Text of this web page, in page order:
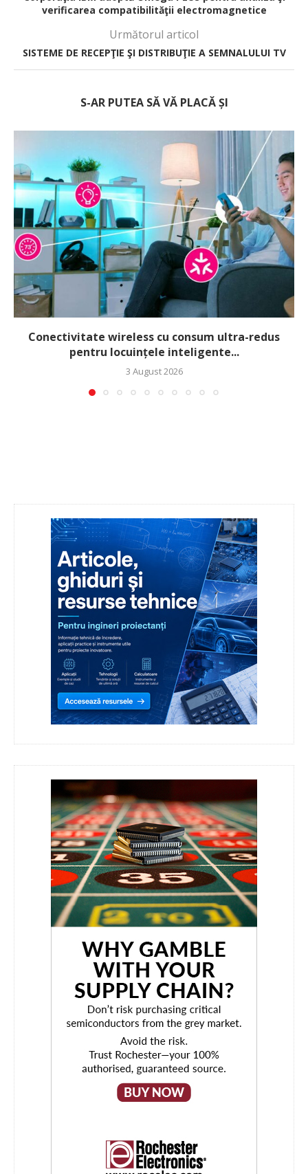
verificarea compatibilităţii electromagnetice
Următorul articol
SISTEME DE RECEPŢIE ŞI DISTRIBUŢIE A SEMNALULUI TV
S-AR PUTEA SĂ VĂ PLACĂ ȘI
Conectivitate wireless cu consum ultra-redus
pentru locuințele inteligente...
3 August 2026